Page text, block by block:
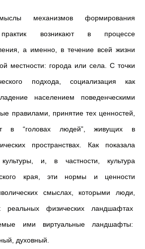
механизмов формирования
практик возникают в процессе
а именно, в течение всей жизни
местности: города или села. С точки
подхода, социализация как
населением поведенческими
правилами, принятие тех ценностей,
в “головах людей”, живущих в
пространствах. Как показала
и, в частности, культура
края, эти нормы и ценности
смыслах, которыми люди,
физических ландшафтах
ими виртуальные ландшафты:
духовный.